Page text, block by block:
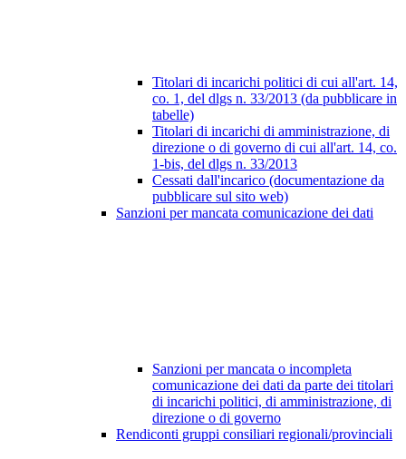
Titolari di incarichi politici di cui all'art. 14,
co. 1, del dlgs n. 33/2013 (da pubblicare in
tabelle)
Titolari di incarichi di amministrazione, di
direzione o di governo di cui all'art. 14, co.
1-bis, del dlgs n. 33/2013
Cessati dall'incarico (documentazione da
pubblicare sul sito web)
Sanzioni per mancata comunicazione dei dati
Sanzioni per mancata o incompleta
comunicazione dei dati da parte dei titolari
di incarichi politici, di amministrazione, di
direzione o di governo
Rendiconti gruppi consiliari regionali/provinciali